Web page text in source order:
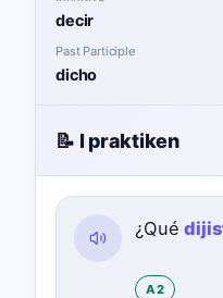
decir
Past Participle
dicho
📝 I praktiken
¿Qué
A2